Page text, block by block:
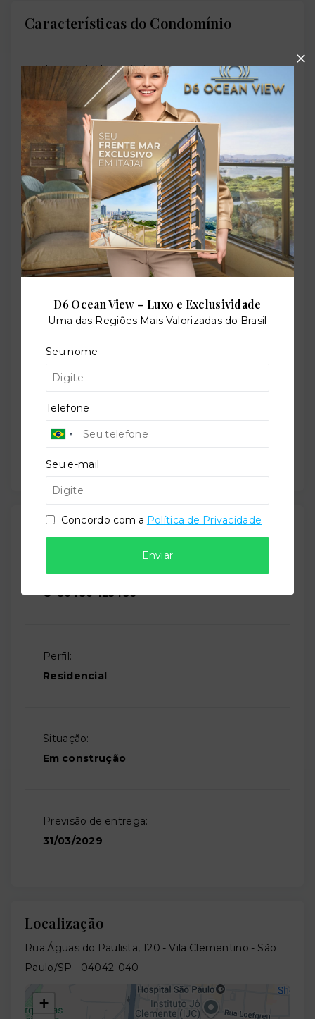
Características do Condomínio
Academia de ginástica
Bicicletário
Churrasqueira
Elevador social
Piscina adulto
Salão de festas
Outras Informações
Referência:
O-80450-125436
Perfil:
Residencial
Situação:
Em construção
Previsão de entrega:
31/03/2029
Localização
Rua Águas do Paulista, 120 - Vila Clementino - São
Paulo/SP - 04042-040
+
D6 Ocean View – Luxo e Exclusividade
Uma das Regiões Mais Valorizadas do Brasil
Seu nome
Telefone
Seu e-mail
Concordo com a Política de Privacidade
Enviar